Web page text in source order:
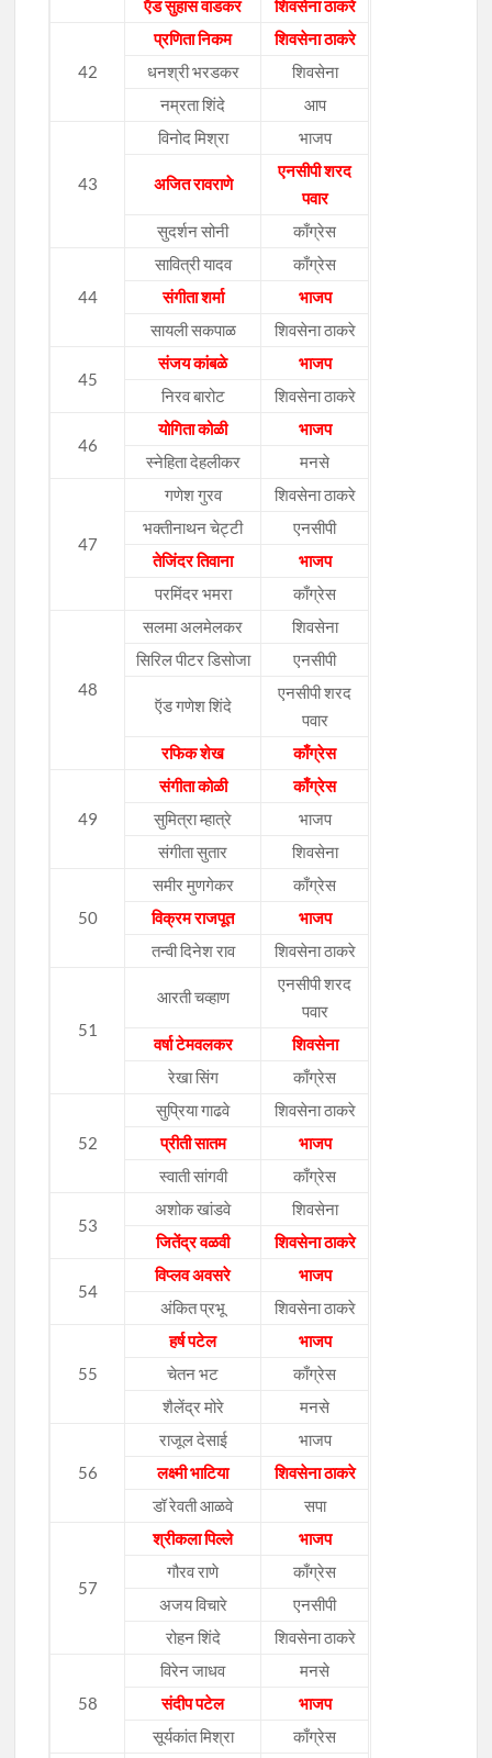
ऍड सुहास वाडकर
शिवसेना ठाकरे
42
प्रणिता निकम
शिवसेना ठाकरे
धनश्री भरडकर
शिवसेना
नम्रता शिंदे
आप
43
विनोद मिश्रा भाजप
अजित रावराणे
एनसीपी शरद
पवार
सुदर्शन सोनी
काँग्रेस
44
सावित्री यादव
काँग्रेस
संगीता शर्मा
भाजप
सायली सकपाळ
शिवसेना ठाकरे
45
संजय कांबळे
भाजप
निरव बारोट
शिवसेना ठाकरे
46
योगिता कोळी
भाजप
स्नेहिता देहलीकर
मनसे
47
गणेश गुरव
शिवसेना ठाकरे
भक्तीनाथन चेट्टी
एनसीपी
तेजिंदर तिवाना
भाजप
परमिंदर भमरा
काँग्रेस
48
सलमा अलमेलकर
शिवसेना
सिरिल पीटर डिसोजा
एनसीपी
ऍड गणेश शिंदे
एनसीपी शरद
पवार
रफिक शेख
काँग्रेस
49
संगीता कोळी
काँग्रेस
सुमित्रा म्हात्रे
भाजप
संगीता सुतार
शिवसेना
50
समीर मुणगेकर
काँग्रेस
विक्रम राजपूत
भाजप
तन्वी दिनेश राव
शिवसेना ठाकरे
51
आरती चव्हाण
एनसीपी शरद
पवार
वर्षा टेमवलकर
शिवसेना
रेखा सिंग
काँग्रेस
52
सुप्रिया गाढवे
शिवसेना ठाकरे
प्रीती सातम
भाजप
स्वाती सांगवी
काँग्रेस
53
अशोक खांडवे
शिवसेना
जितेंद्र वळवी
शिवसेना ठाकरे
54
विप्लव अवसरे
भाजप
अंकित प्रभू
शिवसेना ठाकरे
55
हर्ष पटेल
भाजप
चेतन भट
काँग्रेस
शैलेंद्र मोरे
मनसे
56
राजूल देसाई
भाजप
लक्ष्मी भाटिया
शिवसेना ठाकरे
डॉ रेवती आळवे
सपा
57
श्रीकला पिल्ले
भाजप
गौरव राणे
काँग्रेस
अजय विचारे
एनसीपी
रोहन शिंदे
शिवसेना ठाकरे
58
विरेन जाधव
मनसे
संदीप पटेल
भाजप
सूर्यकांत मिश्रा
काँग्रेस